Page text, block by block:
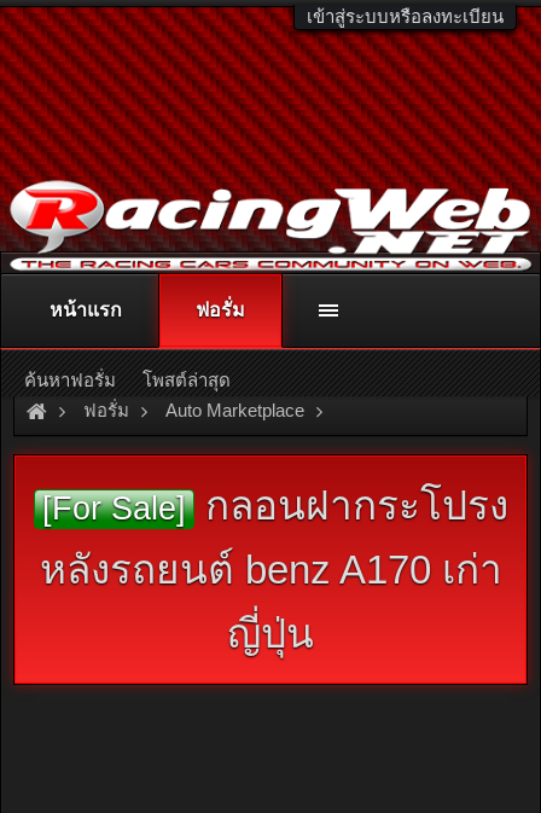
เข้าสู่ระบบหรือลงทะเบียน
ติดต่อลงโฆษณา racingweb@gmail.comหรือโทร. 081-811-1138
หรืออ่านรายละเอียดเพิ่มเติม คลิกที่นี่
ฟอรั่ม Auto Marketplace
Exterior & Accessories
[For Sale] กลอนฝากระโปรง
หลังรถยนต์ benz A170 เก่า
ญี่ปุ่น
หน้าแรก ฟอรั่ม
ค้นหาฟอรั่ม โพสต์ล่าสุด